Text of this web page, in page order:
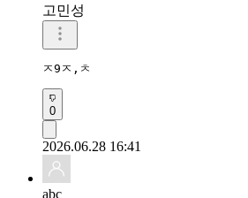
고민성
ㅈ9ㅈ,ㅊ
0
2026.06.28 16:41
abc